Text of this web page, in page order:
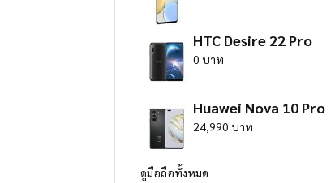
HTC Desire 22 Pro
0 บาท
Huawei Nova 10 Pro
24,990 บาท
ดูมือถือทั้งหมด